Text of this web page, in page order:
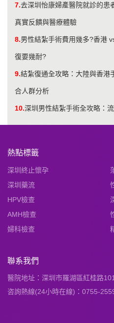
7.去深圳怡康婦產醫院就診的患
真實反饋與醫療體驗
8.男性結紮手術費用幾多?香港
復要幾耐?
9.結紮復通全攻略：大陸與香港
合人群分析
10.深圳男性結紮手術全攻略：
熱點標籤
深圳終止懷孕
深圳藥流
HPV檢查
AMH檢查
婦科檢查
聯系我們
醫院地址：深圳市羅湖區紅桂路
咨詢熱線(24小時在線)：0755-